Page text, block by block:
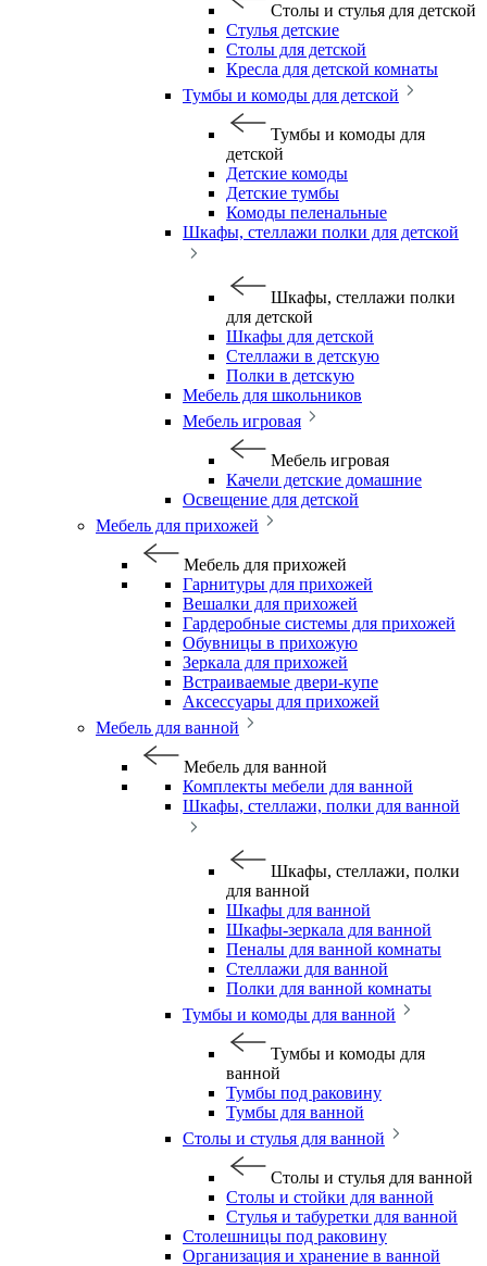
Столы и стулья для детской
Стулья детские
Столы для детской
Кресла для детской комнаты
Тумбы и комоды для детской
Тумбы и комоды для
детской
Детские комоды
Детские тумбы
Комоды пеленальные
Шкафы, стеллажи полки для детской
Шкафы, стеллажи полки
для детской
Шкафы для детской
Стеллажи в детскую
Полки в детскую
Мебель для школьников
Мебель игровая
Мебель игровая
Качели детские домашние
Освещение для детской
Мебель для прихожей
Мебель для прихожей
Гарнитуры для прихожей
Вешалки для прихожей
Гардеробные системы для прихожей
Обувницы в прихожую
Зеркала для прихожей
Встраиваемые двери-купе
Аксессуары для прихожей
Мебель для ванной
Мебель для ванной
Комплекты мебели для ванной
Шкафы, стеллажи, полки для ванной
Шкафы, стеллажи, полки
для ванной
Шкафы для ванной
Шкафы-зеркала для ванной
Пеналы для ванной комнаты
Стеллажи для ванной
Полки для ванной комнаты
Тумбы и комоды для ванной
Тумбы и комоды для
ванной
Тумбы под раковину
Тумбы для ванной
Столы и стулья для ванной
Столы и стулья для ванной
Столы и стойки для ванной
Стулья и табуретки для ванной
Столешницы под раковину
Организация и хранение в ванной